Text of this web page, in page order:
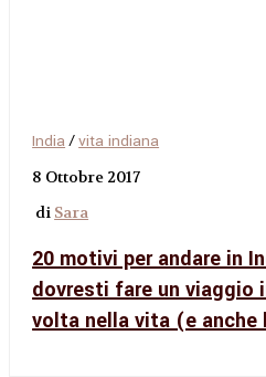
India /vita indiana
8 Ottobre 2017
di Sara
20 motivi per andare in
dovresti fare un viaggio
volta nella vita (e anche